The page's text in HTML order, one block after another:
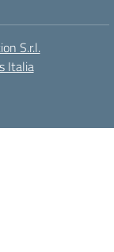
S.r.l.
Italia